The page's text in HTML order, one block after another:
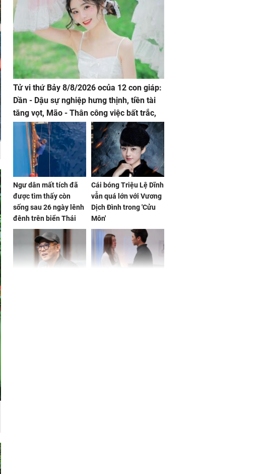
Tử vi thứ Bảy 8/8/2026 ocủa 12 con giáp:
Dần - Dậu sự nghiệp hưng thịnh, tiền tài
tăng vọt, Mão - Thân công việc bất trắc,
tiền mất tật mang
Ngư dân mất tích đã
được tìm thấy còn
sống sau 26 ngày lênh
đênh trên biển Thái
Bình Dương
Cái bóng Triệu Lệ Dĩnh
vẫn quá lớn với Vương
Dịch Đình trong 'Cửu
Môn'